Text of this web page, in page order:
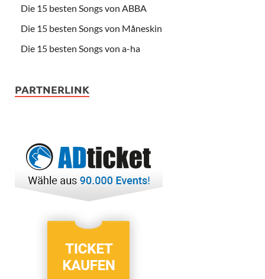
Die 15 besten Songs von ABBA
Die 15 besten Songs von Måneskin
Die 15 besten Songs von a-ha
PARTNERLINK